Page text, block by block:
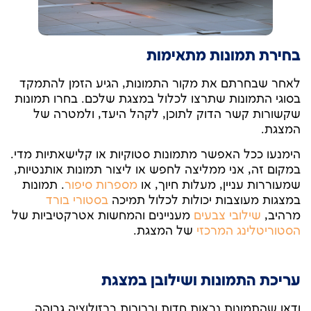
בחירת תמונות מתאימות
לאחר שבחרתם את מקור התמונות, הגיע הזמן להתמקד
בסוגי התמונות שתרצו לכלול במצגת שלכם. בחרו תמונות
שקשורות קשר הדוק לתוכן, לקהל היעד, ולמטרה של
המצגת.
הימנעו ככל האפשר מתמונות סטוקיות או קלישאתיות מדי.
במקום זה, אני ממליצה לחפש או ליצור תמונות אותנטיות,
שמעוררות עניין, מעלות חיוך, או מספרות סיפור. תמונות
במצגות מעוצבות יכולות לכלול תמיכה בסטורי בורד
מרהיב, שילובי צבעים מעניינים והמחשות אטרקטיביות של
הסטוריטלינג המרכזי של המצגת.
עריכת התמונות ושילובן במצגת